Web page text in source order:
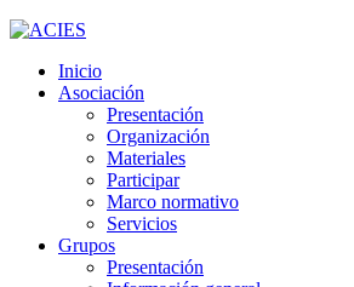
Inicio
Asociación
Presentación
Organización
Materiales
Participar
Marco normativo
Servicios
Grupos
Presentación